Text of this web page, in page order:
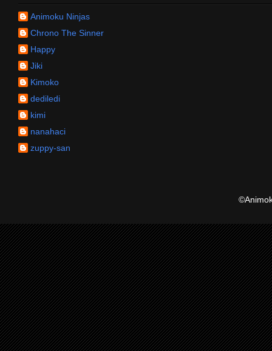
Animoku Ninjas
Chrono The Sinner
Happy
Jiki
Kimoko
dediledi
kimi
nanahaci
zuppy-san